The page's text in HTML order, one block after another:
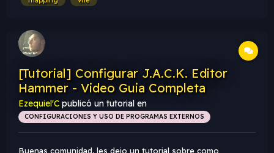
[Tutorial] Configurar J.A.C.K. Editor
Hammer - Video Guia Completa
Ezequiel'C publicó un tutorial en
CONFIGURACIONES Y USO DE PROGRAMAS EXTERNOS
Buenas comunidad, les dejo un tutorial sobre como